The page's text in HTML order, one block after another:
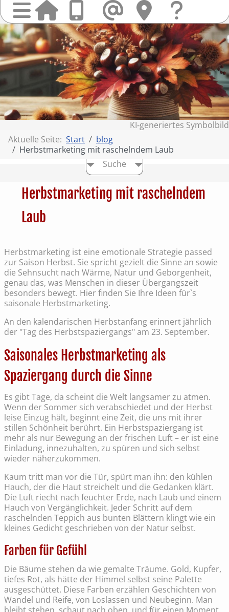
Anrufen
Mail
finden
Sie
uns
&
KI‑generiertes Symbolbild
Aktuelle Seite: Start
blog
Herbstmarketing mit raschelndem Laub
Suche
Herbstmarketing mit raschelndem
Laub
Herbstmarketing ist eine emotionale Strategie passed
zur Saison Herbst. Sie spricht gezielt die Sinne an sowie
die Sehnsucht nach Wärme, Natur und Geborgenheit,
genau das, was Menschen in dieser Übergangszeit
besonders bewegt. Hier finden Sie Ihre Ideen für`s
saisonale Herbstmarketing.
An den kalendarischen Herbstanfang erinnert jährlich
der "Tag des Herbstspaziergangs" am 23. September.
Saisonales Herbstmarketing als
Spaziergang durch die Sinne
Es gibt Tage, da scheint die Welt langsamer zu atmen.
Wenn der Sommer sich verabschiedet und der Herbst
leise Einzug hält, beginnt eine Zeit, die uns mit ihrer
stillen Schönheit berührt. Ein Herbstspaziergang ist
mehr als nur Bewegung an der frischen Luft – er ist eine
Einladung, innezuhalten, zu spüren und sich selbst
wieder näherzukommen.
Kaum tritt man vor die Tür, spürt man ihn: den kühlen
Hauch, der die Haut streichelt und die Gedanken klärt.
Die Luft riecht nach feuchter Erde, nach Laub und einem
Hauch von Vergänglichkeit. Jeder Schritt auf dem
raschelnden Teppich aus bunten Blättern klingt wie ein
kleines Gedicht geschrieben von der Natur selbst.
Farben für Gefühl
Die Bäume stehen da wie gemalte Träume. Gold, Kupfer,
tiefes Rot, als hätte der Himmel selbst seine Palette
ausgeschüttet. Diese Farben erzählen Geschichten von
Wandel und Reife, von Loslassen und Neubeginn. Man